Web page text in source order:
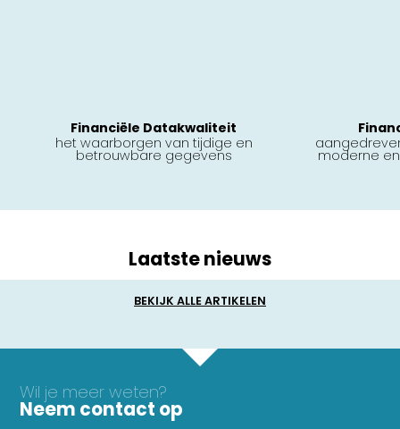
Financiële Datakwaliteit
het waarborgen van tijdige en
betrouwbare gegevens moderne
Laatste nieuws
BEKIJK ALLE ARTIKELEN
Wil je meer weten?
Neem contact op